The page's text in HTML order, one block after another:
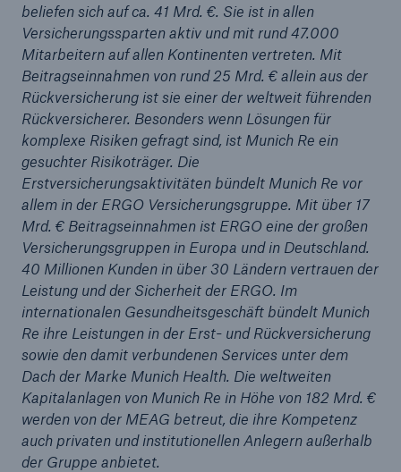
beliefen sich auf ca. 41 Mrd. €. Sie ist in allen
Versicherungssparten aktiv und mit rund 47.000
Mitarbeitern auf allen Kontinenten vertreten. Mit
Beitragseinnahmen von rund 25 Mrd. € allein aus der
Rückversicherung ist sie einer der weltweit führenden
Rückversicherer. Besonders wenn Lösungen für
komplexe Risiken gefragt sind, ist Munich Re ein
gesuchter Risikoträger. Die
Erstversicherungsaktivitäten bündelt Munich Re vor
allem in der ERGO Versicherungsgruppe. Mit über 17
Mrd. € Beitragseinnahmen ist ERGO eine der großen
Versicherungsgruppen in Europa und in Deutschland.
40 Millionen Kunden in über 30 Ländern vertrauen der
Leistung und der Sicherheit der ERGO. Im
internationalen Gesundheitsgeschäft bündelt Munich
Re ihre Leistungen in der Erst- und Rückversicherung
sowie den damit verbundenen Services unter dem
Dach der Marke Munich Health. Die weltweiten
Kapitalanlagen von Munich Re in Höhe von 182 Mrd. €
werden von der MEAG betreut, die ihre Kompetenz
auch privaten und institutionellen Anlegern außerhalb
der Gruppe anbietet.
Lösungen
Cyber-Lösungen von Munich Re
Navigation schließen oder Escape-Taste drückenSuche
Home
Unternehmen
Media Relations
Medieninformationen und
Unternehmensnachrichten
Medieninformationen